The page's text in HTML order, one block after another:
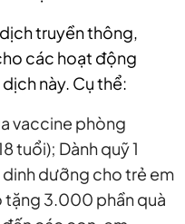
truyền thông,
các hoạt động
này. Cụ thể:
vaccine phòng
tuổi); Dành quỹ 1
dưỡng cho trẻ em
tặng 3.000 phần quà